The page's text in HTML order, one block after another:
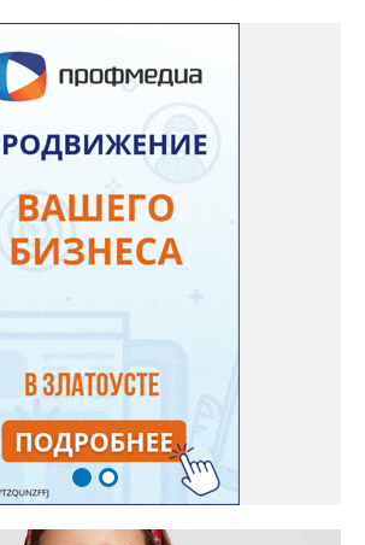
не смогла добраться до больного.
города и другие инстанции,
дорогу своими силами – всё тщетно»,
Общественники подчеркнули: именно
участок разровняли и отсыпали. Для
обратиться в мэрию Златоуста.